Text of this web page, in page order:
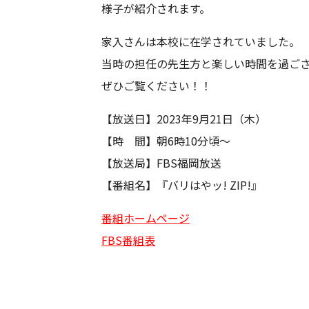
様子が紹介されます。
家入さんは本校に在学されていました。
当時の担任の先生方と楽しい時間を過ご
ぜひご覧ください！！
【放送日】2023年9月21日（木）
【時 間】朝6時10分頃～
【放送局】FBS福岡放送
【番組名】『バリはやッ! ZIP!』
番組ホームページ
FBS番組表